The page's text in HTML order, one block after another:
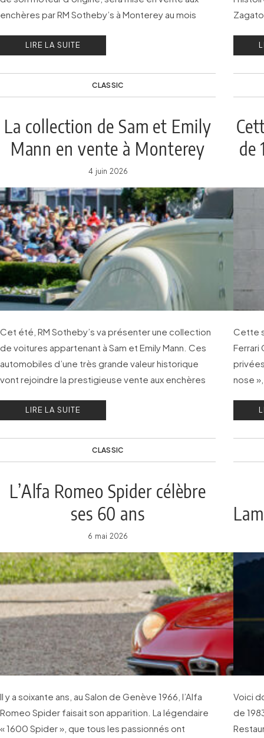
enchères par RM Sotheby’s à Monterey au mois
LIRE LA SUITE
CLASSIC
La collection de Sam et Emily
Mann en vente à Monterey
4 juin 2026
Cet été, RM Sotheby’s va présenter une collection
de voitures appartenant à Sam et Emily Mann. Ces
automobiles d’une très grande valeur historique
vont rejoindre la prestigieuse vente aux enchères
d’août prochain.
LIRE LA SUITE
CLASSIC
de
Cette
Ferrari
nose
L’Alfa Romeo Spider célèbre
ses 60 ans
6 mai 2026
Il y a soixante ans, au Salon de Genève 1966, l’Alfa
Romeo Spider faisait son apparition. La légendaire
« 1600 Spider », que tous les passionnés ont
Voici
de